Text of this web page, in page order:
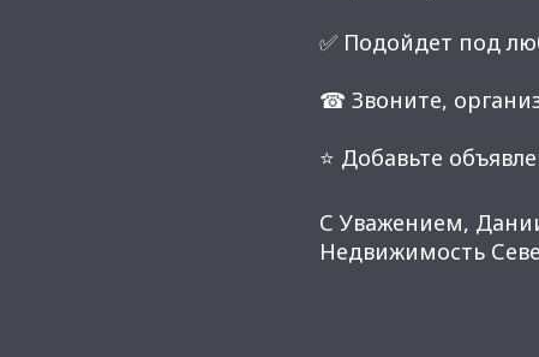
✅ Подойдет под
☎ Звоните,
⭐ Добавьте
С Уважением,
Недвижимость